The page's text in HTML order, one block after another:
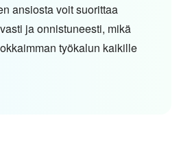
ansiosta voit suorittaa
ja onnistuneesti, mikä
työkalun kaikille